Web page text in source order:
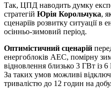
Так, ЦПД наводить думку
стратегій Юрія Корольчука,
сценаріїв розвитку ситуації в
осінньо-зимовий період.
Оптимістичний сценарій
енергоблоків АЕС, помірну
відновлення близько 3 ГВт із
За таких умов можливі
тривалістю до 12 годин на добу.